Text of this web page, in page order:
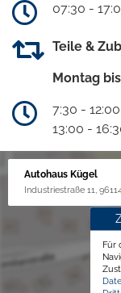
07:30 -
Teile &
Montag
7:30 -
13:00 -
Autohaus Kügel
Industriestraße 11,
Für